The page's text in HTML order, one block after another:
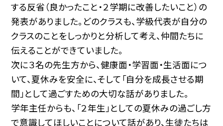
する反省（良かったこと・２学期に改善したいこと）の
発表がありました。どのクラスも、学級代表が自分の
クラスのことをしっかりと分析して考え、仲間たちに
伝えることができていました。
次に３名の先生方から、健康面・学習面・生活面につ
いて、夏休みを安全に、そして「自分を成長させる期
間」として過ごすための大切な話がありました。
学年主任からも、「２年生」としての夏休みの過ごし方
で意識してほしいことについて話があり、生徒たちは